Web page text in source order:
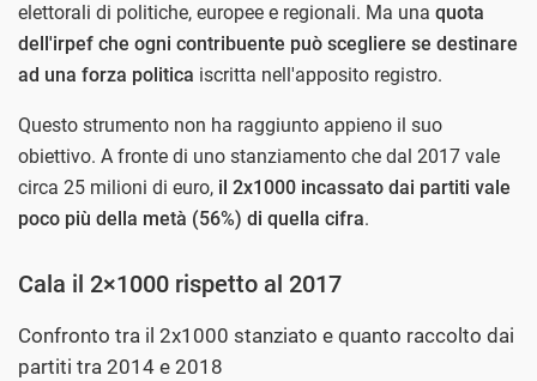
elettorali di politiche, europee e regionali. Ma una quota
dell'irpef che ogni contribuente può scegliere se destinare
ad una forza politica iscritta nell'apposito registro.
Questo strumento non ha raggiunto appieno il suo
obiettivo. A fronte di uno stanziamento che dal 2017 vale
circa 25 milioni di euro, il 2x1000 incassato dai partiti vale
poco più della metà (56%) di quella cifra.
Cala il 2×1000 rispetto al 2017
Confronto tra il 2x1000 stanziato e quanto raccolto dai
partiti tra 2014 e 2018